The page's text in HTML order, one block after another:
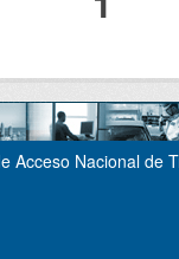
Acceso Nacional de